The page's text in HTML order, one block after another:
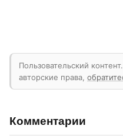
Пользовательский
авторские права,
Комментарии